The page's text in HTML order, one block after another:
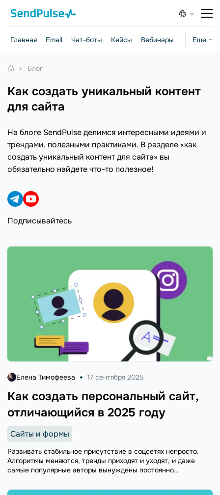
Еще ···
Главная Email Чат-боты Кейсы Вебинары Стратегии
Блог
как создать уникальный контент
для сайта
На блоге SendPulse делимся интересными идеями и
трендами, полезными практиками. В разделе «как
создать уникальный контент для сайта» вы
обязательно найдете что-то полезное!
Подписывайтесь
Как создать персональный сайт,
отличающийся в 2025 году
Елена Тимофеева 17 сентября 2025
Сайты и формы
Развивать стабильное присутствие в соцсетях непросто.
Алгоритмы меняются, тренды приходят и уходят, и даже
самые популярные авторы вынуждены постоянно
собственный сайт — это уже не просто приятное